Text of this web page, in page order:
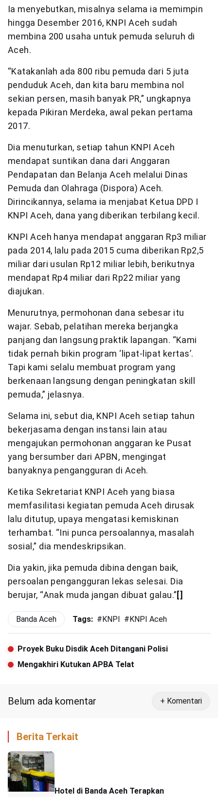
Ia menyebutkan, misalnya selama ia memimpin
hingga Desember 2016, KNPI Aceh sudah
membina 200 usaha untuk pemuda seluruh di
Aceh.
“Katakanlah ada 800 ribu pemuda dari 5 juta
penduduk Aceh, dan kita baru membina nol
sekian persen, masih banyak PR,” ungkapnya
kepada Pikiran Merdeka, awal pekan pertama
2017.
Dia menuturkan, setiap tahun KNPI Aceh
mendapat suntikan dana dari Anggaran
Pendapatan dan Belanja Aceh melalui Dinas
Pemuda dan Olahraga (Dispora) Aceh.
Dirincikannya, selama ia menjabat Ketua DPD I
KNPI Aceh, dana yang diberikan terbilang kecil.
KNPI Aceh hanya mendapat anggaran Rp3 miliar
pada 2014, lalu pada 2015 cuma diberikan Rp2,5
miliar dari usulan Rp12 miliar lebih, berikutnya
mendapat Rp4 miliar dari Rp22 miliar yang
diajukan.
Menurutnya, permohonan dana sebesar itu
wajar. Sebab, pelatihan mereka berjangka
panjang dan langsung praktik lapangan. “Kami
tidak pernah bikin program ‘lipat-lipat kertas’.
Tapi kami selalu membuat program yang
berkenaan langsung dengan peningkatan skill
pemuda,” jelasnya.
Selama ini, sebut dia, KNPI Aceh setiap tahun
bekerjasama dengan instansi lain atau
mengajukan permohonan anggaran ke Pusat
yang bersumber dari APBN, mengingat
banyaknya pengangguran di Aceh.
Ketika Sekretariat KNPI Aceh yang biasa
memfasilitasi kegiatan pemuda Aceh dirusak
lalu ditutup, upaya mengatasi kemiskinan
terhambat. “Ini punca persoalannya, masalah
sosial,” dia mendeskripsikan.
Dia yakin, jika pemuda dibina dengan baik,
persoalan pengangguran lekas selesai. Dia
berujar, “Anak muda jangan dibuat galau.”[]
Banda Aceh Tags: #KNPI #KNPI Aceh
Proyek Buku Disdik Aceh Ditangani Polisi
Mengakhiri Kutukan APBA Telat
Belum ada komentar + Komentari
Berita Terkait
Hotel di Banda Aceh Terapkan